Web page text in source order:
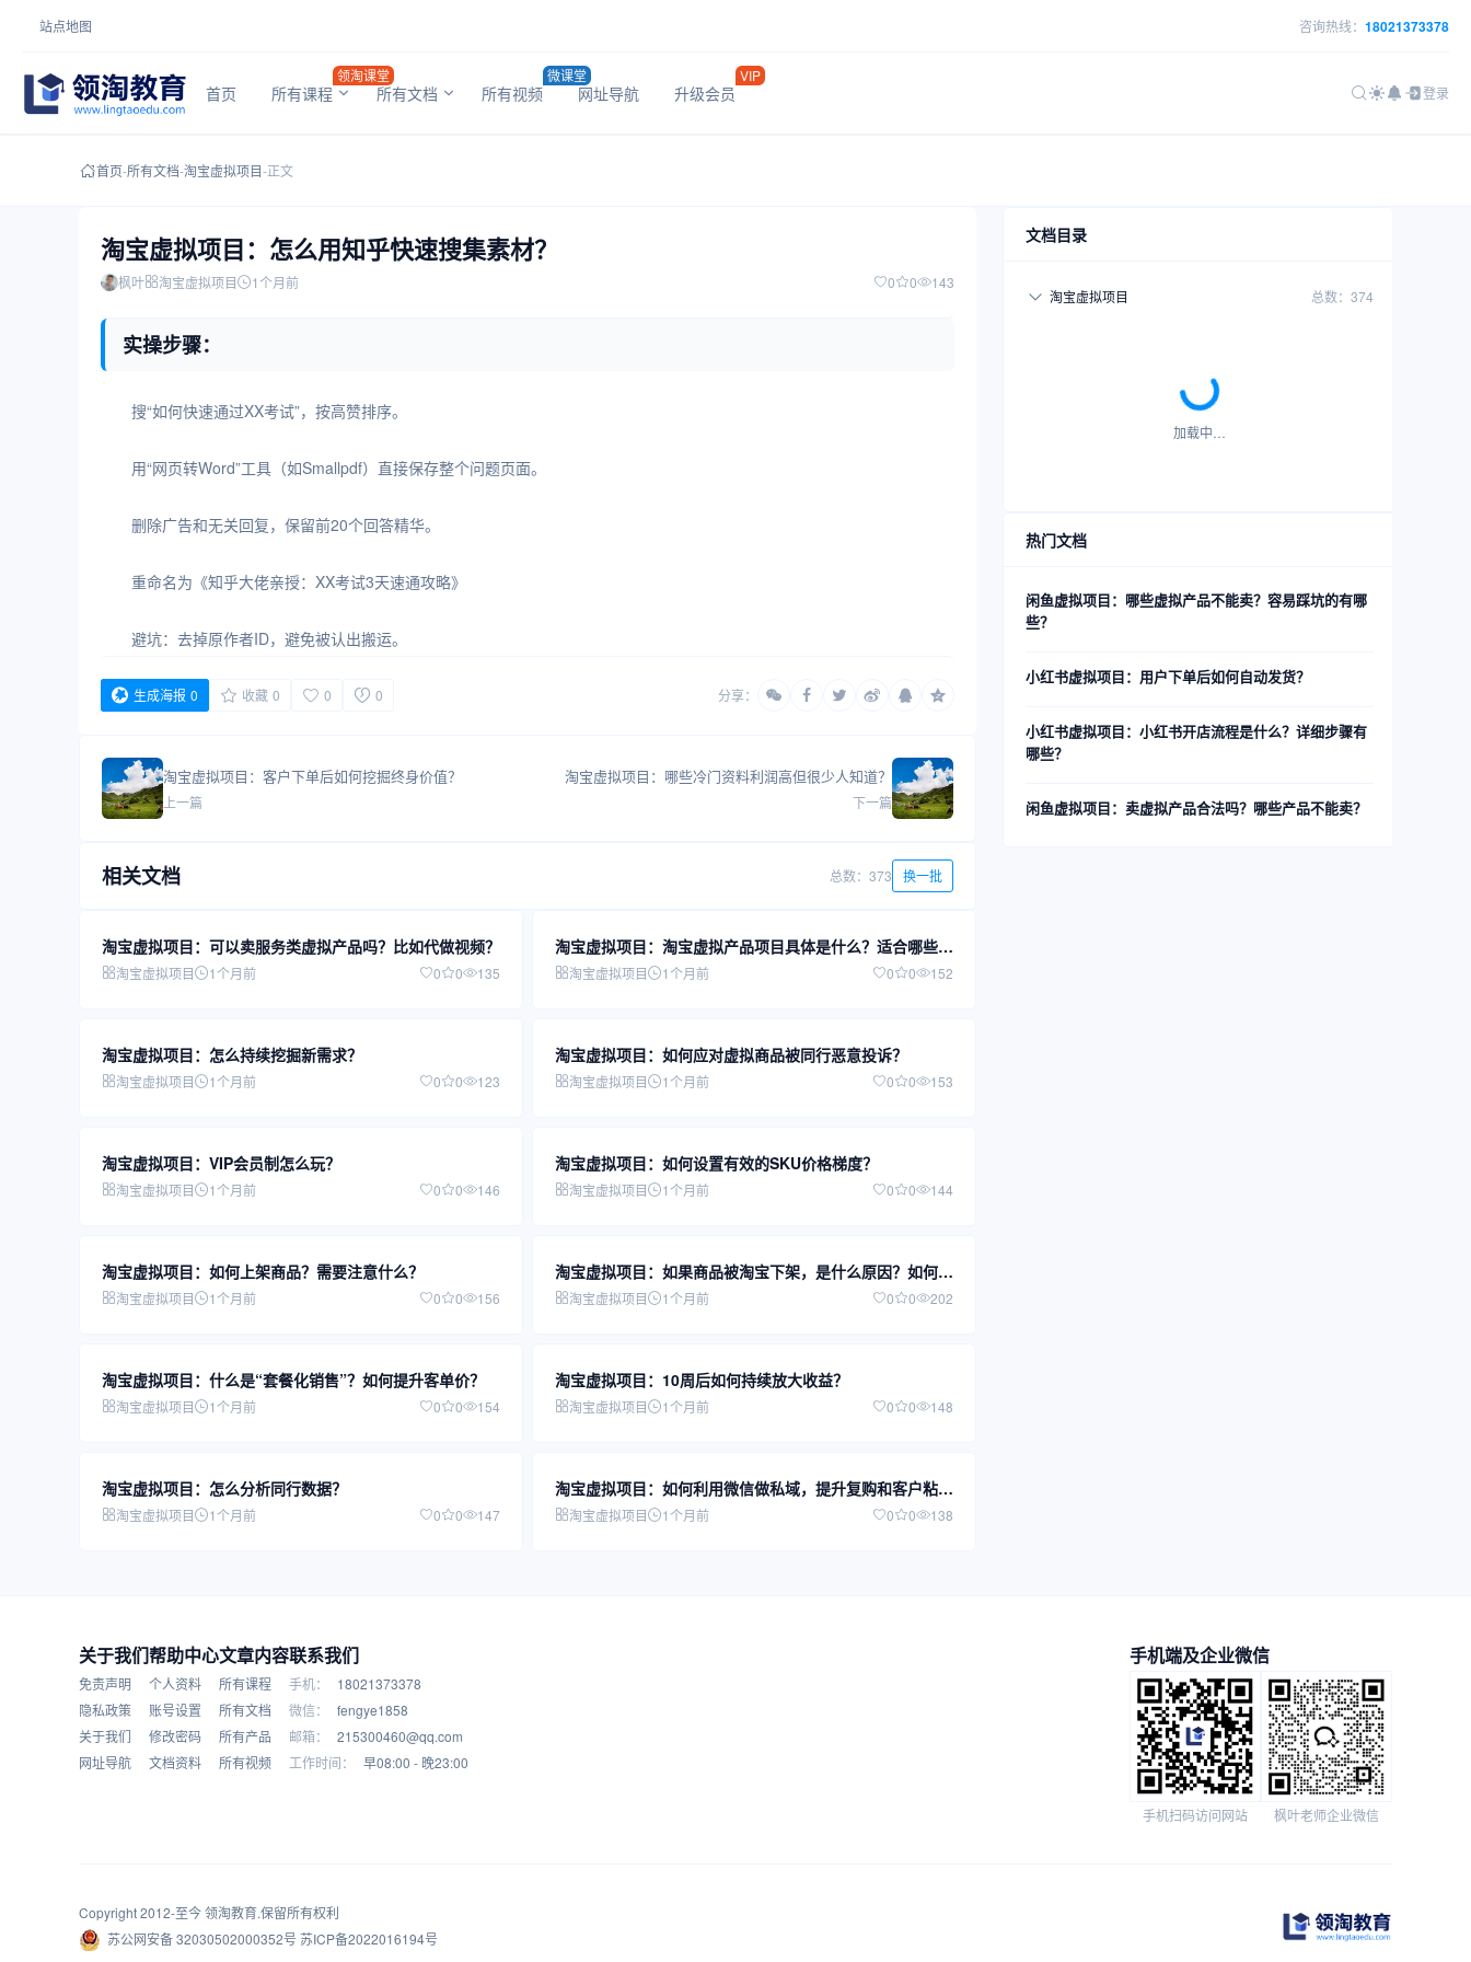
站点地图 咨询热线： 18021373378
首页 所有课程
领淘课堂
所有文档 所有视频
微课堂
网址导航 升级会员
VIP
登录
首页-所有文档-淘宝虚拟项目-正文
淘宝虚拟项目：怎么用知乎快速搜集素材？
枫叶 淘宝虚拟项目 1个月前 0 0 143
实操步骤：
搜“如何快速通过XX考试”，按高赞排序。
用“网页转Word”工具（如Smallpdf）直接保存整个问题页面。
删除广告和无关回复，保留前20个回答精华。
重命名为《知乎大佬亲授：XX考试3天速通攻略》
避坑：去掉原作者ID，避免被认出搬运。
生成海报 0 收藏 0 0 0 分享：
淘宝虚拟项目：客户下单后如何挖掘终身价值？
上一篇
淘宝虚拟项目：哪些冷门资料利润高但很少人知道？
下一篇
相关文档 总数：373 换一批
淘宝虚拟项目：可以卖服务类虚拟产品吗？比如代做视频？
淘宝虚拟项目 1个月前 0 0 135
淘宝虚拟项目：淘宝虚拟产品项目具体是什么？适合哪些人
操作？
淘宝虚拟项目 1个月前 0 0 152
淘宝虚拟项目：怎么持续挖掘新需求？
淘宝虚拟项目 1个月前 0 0 123
淘宝虚拟项目：如何应对虚拟商品被同行恶意投诉？
淘宝虚拟项目 1个月前 0 0 153
淘宝虚拟项目：VIP会员制怎么玩？
淘宝虚拟项目 1个月前 0 0 146
淘宝虚拟项目：如何设置有效的SKU价格梯度？
淘宝虚拟项目 1个月前 0 0 144
淘宝虚拟项目：如何上架商品？需要注意什么？
淘宝虚拟项目 1个月前 0 0 156
淘宝虚拟项目：如果商品被淘宝下架，是什么原因？如何申
诉？淘宝虚拟项目 1个月前 0 0 202
淘宝虚拟项目：什么是“套餐化销售”？如何提升客单价？
淘宝虚拟项目 1个月前 0 0 154
淘宝虚拟项目：10周后如何持续放大收益？
淘宝虚拟项目 1个月前 0 0 148
淘宝虚拟项目：怎么分析同行数据？
淘宝虚拟项目 1个月前 0 0 147
淘宝虚拟项目：如何利用微信做私域，提升复购和客户粘
性？淘宝虚拟项目 1个月前 0 0 138
文档目录
淘宝虚拟项目 总数：374
加载中…
热门文档
闲鱼虚拟项目：哪些虚拟产品不能卖？容易踩坑的有哪
些？
小红书虚拟项目：用户下单后如何自动发货？
小红书虚拟项目：小红书开店流程是什么？详细步骤有
哪些？
闲鱼虚拟项目：卖虚拟产品合法吗？哪些产品不能卖？
关于我们
免责声明
隐私政策
关于我们
网址导航
帮助中心
个人资料
账号设置
修改密码
文档资料
文章内容
所有课程
所有文档
所有产品
所有视频
联系我们
手机：
18021373378
微信：
fengye1858
邮箱：
215300460@qq.com
工作时间：
早08:00 - 晚23:00
手机端及企业微信
手机扫码访问网站 枫叶老师企业微信
Copyright 2012-至今领淘教育.保留所有权利
苏公网安备 32030502000352号 苏ICP备2022016194号